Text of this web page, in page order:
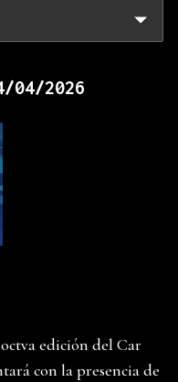
04/2026
edición del Car
con la presencia de